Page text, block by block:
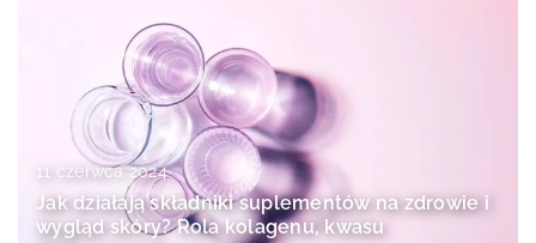
11 czerwca 2024
Jak działają składniki suplementów na zdrowie i
wygląd skóry? Rola kolagenu, kwasu